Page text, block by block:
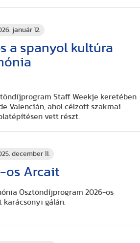
január 12.
a spanyol kultúra
Staff Weekje keretében
Valencián, ahol célzott szakmai
vett részt.
december 11.
os Arcait
Ösztöndíjprogram 2026-os
gálán.